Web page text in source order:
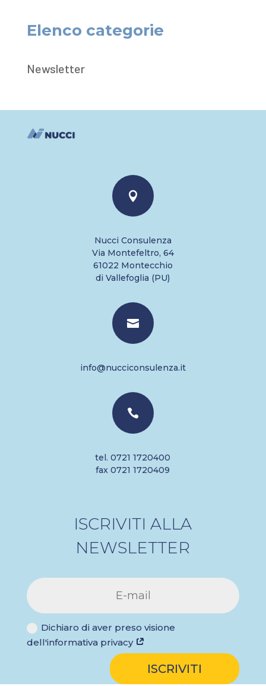
Elenco categorie
Newsletter

Nucci Consulenza
Via Montefeltro, 64
61022 Montecchio
di Vallefoglia (PU)

info@nucciconsulenza.it

tel. 0721 1720400
fax 0721 1720409
ISCRIVITI ALLA
NEWSLETTER
Dichiaro di aver preso visione
dell'informativa privacy
ISCRIVITI